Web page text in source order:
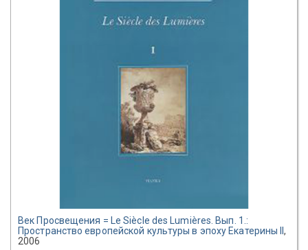
Век Просвещения = Le Siècle des Lumières. Вып. 1.:
Пространство европейской культуры в эпоху Екатерины II,
2006